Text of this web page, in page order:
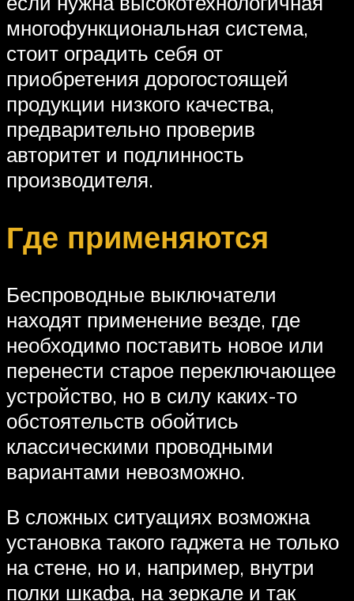
многофункциональная система,
стоит оградить себя от
приобретения дорогостоящей
продукции низкого качества,
предварительно проверив
авторитет и подлинность
производителя.
Где применяются
Беспроводные выключатели
находят применение везде, где
необходимо поставить новое или
перенести старое переключающее
устройство, но в силу каких-то
обстоятельств обойтись
классическими проводными
вариантами невозможно.
В сложных ситуациях возможна
установка такого гаджета не только
на стене, но и, например, внутри
полки шкафа, на зеркале и так